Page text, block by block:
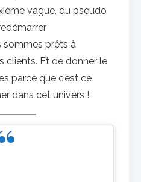
vague, du pseudo
sommes prêts à
clients. Et de donner le
parce que c’est ce
dans cet univers !